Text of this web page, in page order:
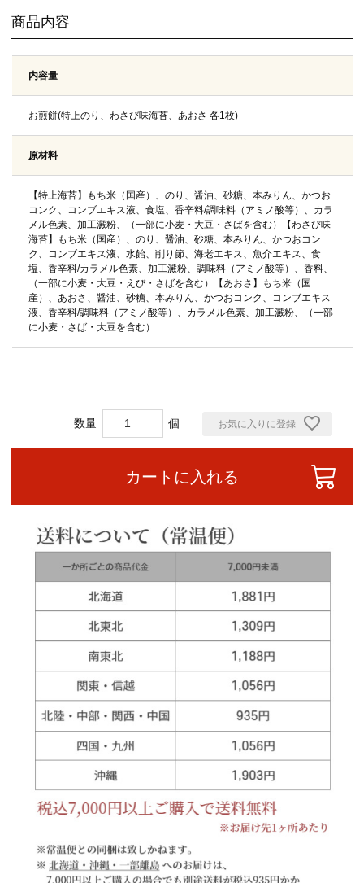
商品内容
内容量
お煎餅(特上のり、わさび味海苔、あおさ 各1枚)
原材料
【特上海苔】もち米（国産）、のり、醤油、砂糖、本みりん、かつお
コンク、コンブエキス液、食塩、香辛料/調味料（アミノ酸等）、カラ
メル色素、加工澱粉、（一部に小麦・大豆・さばを含む）【わさび味
海苔】もち米（国産）、のり、醤油、砂糖、本みりん、かつおコン
ク、コンブエキス液、水飴、削り節、海老エキス、魚介エキス、食
塩、香辛料/カラメル色素、加工澱粉、調味料（アミノ酸等）、香料、
（一部に小麦・大豆・えび・さばを含む）【あおさ】もち米（国
産）、あおさ、醤油、砂糖、本みりん、かつおコンク、コンブエキス
液、香辛料/調味料（アミノ酸等）、カラメル色素、加工澱粉、（一部
に小麦・さば・大豆を含む）
お気に入りに登録
カートに入れる